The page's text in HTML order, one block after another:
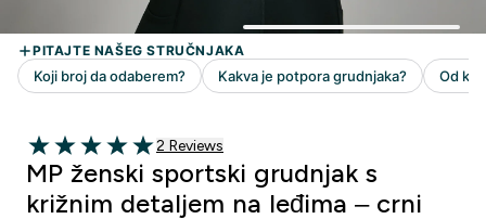
5 out of 5 stars
2 customer reviews
2 Reviews
MP ženski sportski grudnjak s
križnim detaljem na leđima – crni